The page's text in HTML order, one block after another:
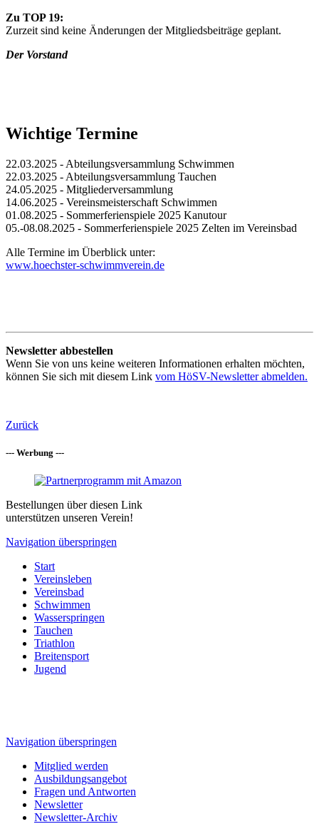
Zu TOP 19:
Zurzeit sind keine Änderungen der Mitgliedsbeiträge geplant.
Der Vorstand
Wichtige Termine
22.03.2025 - Abteilungsversammlung Schwimmen
22.03.2025 - Abteilungsversammlung Tauchen
24.05.2025 - Mitgliederversammlung
14.06.2025 - Vereinsmeisterschaft Schwimmen
01.08.2025 - Sommerferienspiele 2025 Kanutour
05.-08.08.2025 - Sommerferienspiele 2025 Zelten im Vereinsbad
Alle Termine im Überblick unter:
www.hoechster-schwimmverein.de
Newsletter abbestellen
Wenn Sie von uns keine weiteren Informationen erhalten möchten,
können Sie sich mit diesem Link vom HöSV-Newsletter abmelden.
Zurück
--- Werbung ---
Bestellungen über diesen Link
unterstützen unseren Verein!
Navigation überspringen
Start
Vereinsleben
Vereinsbad
Schwimmen
Wasserspringen
Tauchen
Triathlon
Breitensport
Jugend
Navigation überspringen
Mitglied werden
Ausbildungsangebot
Fragen und Antworten
Newsletter
Newsletter-Archiv